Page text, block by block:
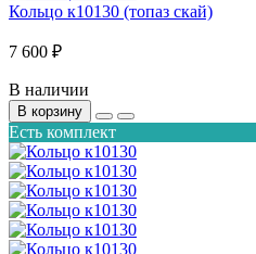
Кольцо к10130 (топаз скай)
7 600 ₽
В наличии
В корзину
Есть комплект